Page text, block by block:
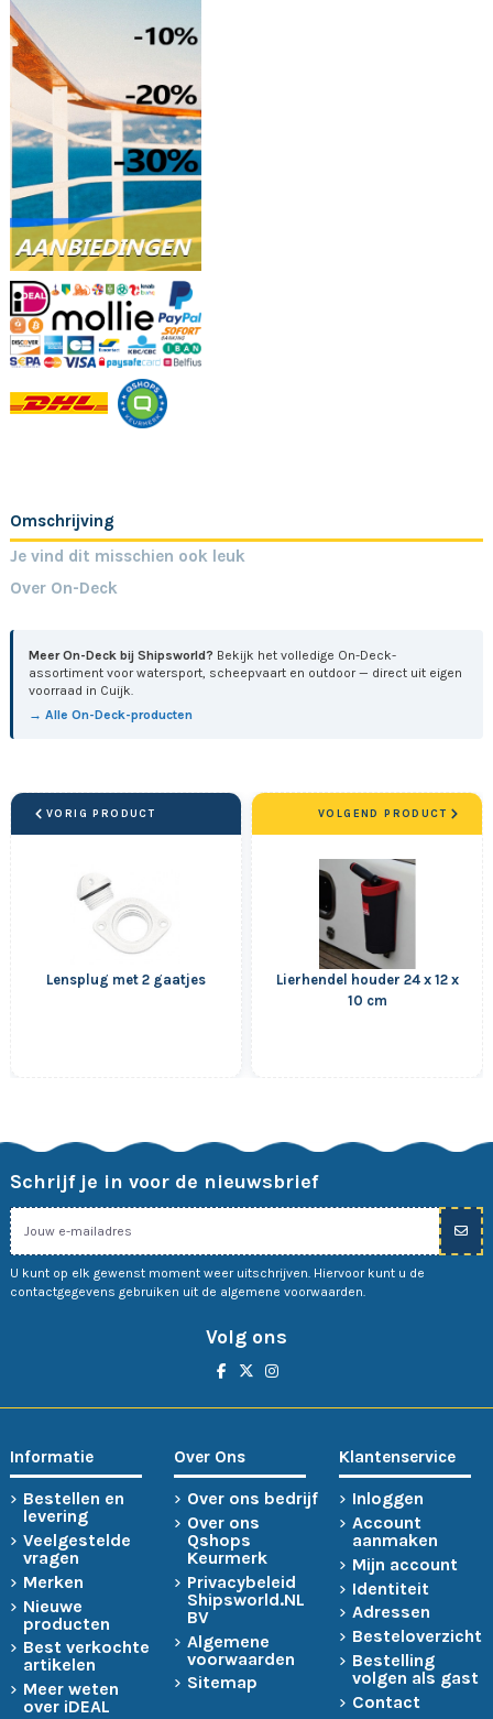
Omschrijving
Je vind dit misschien ook leuk
Over On-Deck
Meer On-Deck bij Shipsworld? Bekijk het volledige On-Deck-
assortiment voor watersport, scheepvaart en outdoor — direct uit eigen
voorraad in Cuijk.
→ Alle On-Deck-producten
VORIG PRODUCT
Lensplug met 2 gaatjes
Lierhendel houder 24 x 12 x
10 cm
VOLGEND PRODUCT
Schrijf je in voor de nieuwsbrief
U kunt op elk gewenst moment weer uitschrijven. Hiervoor kunt u de
contactgegevens gebruiken uit de algemene voorwaarden.
Volg ons
Informatie
Bestellen en
levering
Veelgestelde
vragen
Merken
Nieuwe
producten
Best verkochte
artikelen
Meer weten
over iDEAL
Over Ons
Over ons bedrijf
Over ons
Qshops
Keurmerk
Privacybeleid
Shipsworld.NL
BV
Algemene
voorwaarden
Sitemap
Klantenservice
Inloggen
Account
aanmaken
Mijn account
Identiteit
Adressen
Besteloverzicht
Bestelling
volgen als gast
Contact